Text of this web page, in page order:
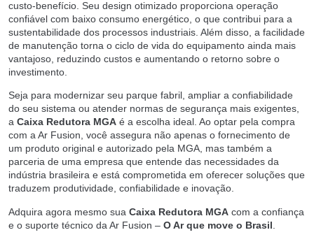
custo-benefício. Seu design otimizado proporciona operação
confiável com baixo consumo energético, o que contribui para a
sustentabilidade dos processos industriais. Além disso, a facilidade
de manutenção torna o ciclo de vida do equipamento ainda mais
vantajoso, reduzindo custos e aumentando o retorno sobre o
investimento.
Seja para modernizar seu parque fabril, ampliar a confiabilidade
do seu sistema ou atender normas de segurança mais exigentes,
a Caixa Redutora MGA é a escolha ideal. Ao optar pela compra
com a Ar Fusion, você assegura não apenas o fornecimento de
um produto original e autorizado pela MGA, mas também a
parceria de uma empresa que entende das necessidades da
indústria brasileira e está comprometida em oferecer soluções que
traduzem produtividade, confiabilidade e inovação.
Adquira agora mesmo sua Caixa Redutora MGA com a confiança
e o suporte técnico da Ar Fusion – O Ar que move o Brasil